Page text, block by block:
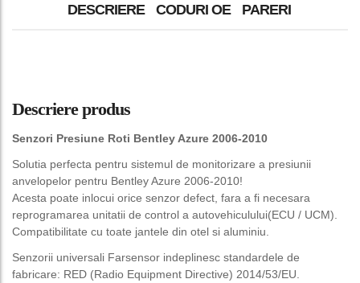
DESCRIERE CODURI OE PARERI
Descriere produs
Senzori Presiune Roti Bentley Azure 2006-2010
Solutia perfecta pentru sistemul de monitorizare a presiunii
anvelopelor pentru Bentley Azure 2006-2010!
Acesta poate inlocui orice senzor defect, fara a fi necesara
reprogramarea unitatii de control a autovehiculului(ECU / UCM).
Compatibilitate cu toate jantele din otel si aluminiu.
Senzorii universali Farsensor indeplinesc standardele de
fabricare: RED (Radio Equipment Directive) 2014/53/EU.